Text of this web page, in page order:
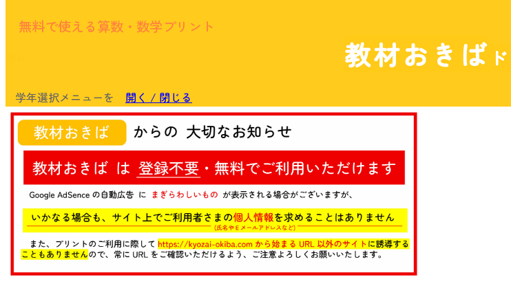
無料で使える算数・数学プリント
教材おきば
学年選択メニューを 開く / 閉じる